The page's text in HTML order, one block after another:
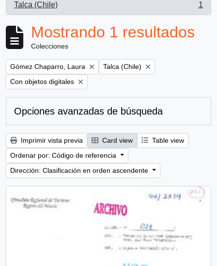
Talca (Chile)
, 1 resultados
1
Mostrando 1 resultados
Colecciones
Remove filter:
Gómez Chaparro, Laura Remove filter:
Talca (Chile)
Remove filter:
Con objetos digitales
Opciones avanzadas de búsqueda
Imprimir vista previa Card view
Table view
Ordenar por: Código de referencia
Dirección: Clasificación en orden ascendente